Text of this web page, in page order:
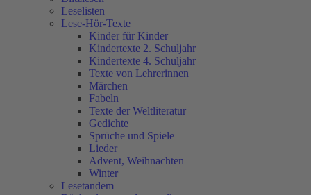
Leselisten
Lese-Hör-Texte
Kinder für Kinder
Kindertexte 2. Schuljahr
Kindertexte 4. Schuljahr
Texte von Lehrerinnen
Märchen
Fabeln
Texte der Weltliteratur
Gedichte
Sprüche und Spiele
Lieder
Advent, Weihnachten
Winter
Lesetandem